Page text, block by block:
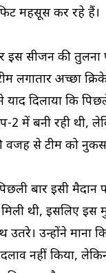
महसूस कर रहे हैं।
सीजन की तुलना
लगातार अच्छा
याद दिलाया कि
2 में बनी रही थी,
से टीम को
बार इसी मैदान
मिली थी, इसलिए
उतरे। उन्होंने माना
नहीं किया,